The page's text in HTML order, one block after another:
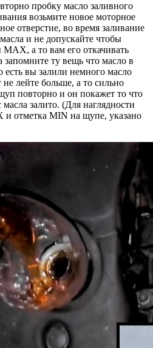
пробку масло заливного
возьмите новое моторное
отверстие, во время заливание
и не допускайте чтобы
а то вам его откачивать
запомните ту вещь что масло в
есть вы залили немного масло
лейте больше, а то сильно
повторно и он покажет то что
залито. (Для наглядности
и отметка MIN на щупе, указано